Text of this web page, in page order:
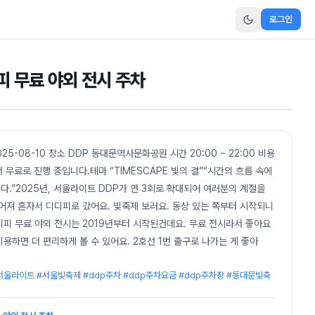
로그인
무료 야외 전시 주차
08-10 장소 DDP 동대문역사문화공원 시간 20:00 ~ 22:00 비용
료로 진행 중입니다.테마 “TIMESCAPE 빛의 결”“시간의 흐름 속에
.”2025년, 서울라이트 DDP가 연 3회로 확대되어 여러분의 계절을
혼자서 디디피로 갔어요. 빛축제 보러요. 동상 있는 쪽부터 시작되니
무료 야외 전시는 2019년부터 시작된건데요. 무료 전시라서 좋아요
하면 더 편리하게 볼 수 있어요. 2호선 1번 출구로 나가는 게 좋아
라이트 #서울빛축제 #ddp주차 #ddp주차요금 #ddp주차장 #동대문빛축